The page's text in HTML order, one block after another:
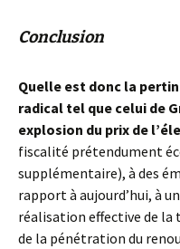
Conclusion
Quelle est donc la
radical tel que celui de
explosion du prix de
fiscalité prétendument
supplémentaire), à des
rapport à aujourd’hui, à
réalisation effective de la
de la pénétration du